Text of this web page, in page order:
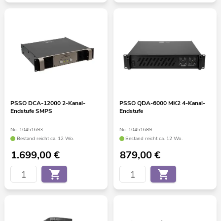
PSSO DCA-12000 2-Kanal-
Endstufe SMPS
No. 10451693
Bestand reicht ca. 12 Wo.
1.699,00€
PSSO QDA-6000 MK2 4-Kanal-
Endstufe
No. 10451689
Bestand reicht ca. 12 Wo.
879,00€